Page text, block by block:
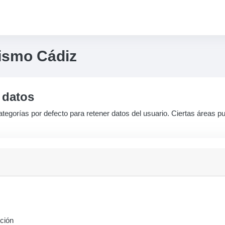
Cádiz
por defecto para retener datos del usuario. Ciertas áreas